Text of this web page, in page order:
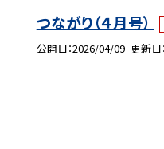
つながり（４月号）
公開日 2026/04/09 更新日